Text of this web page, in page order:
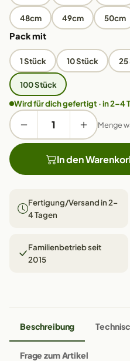
48cm 49cm 50cm
Pack mit
1 Stück 10 Stück 25
100 Stück
Wird für dich gefertigt · in 2–4
Menge
In den
Fertigung/Versand in 2–
4 Tagen
Familienbetrieb seit
2015
Beschreibung
Frage zum Artikel